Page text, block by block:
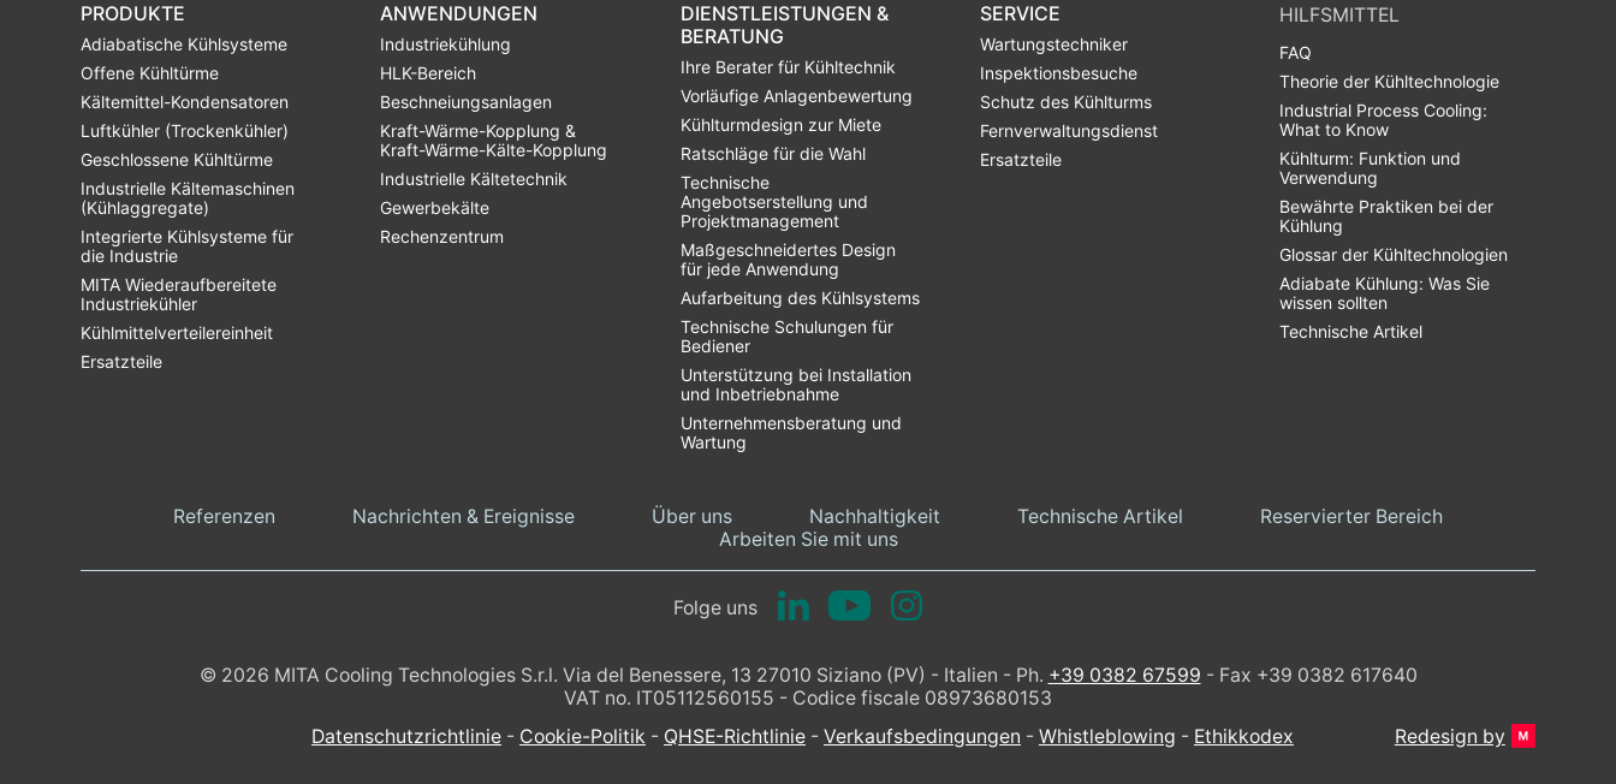
PRODUKTE
Adiabatische Kühlsysteme
Offene Kühltürme
Kältemittel-Kondensatoren
Luftkühler (Trockenkühler)
Geschlossene Kühltürme
Industrielle Kältemaschinen
(Kühlaggregate)
Integrierte Kühlsysteme für
die Industrie
MITA Wiederaufbereitete
Industriekühler
Kühlmittelverteilereinheit
Ersatzteile
ANWENDUNGEN
Industriekühlung
HLK-Bereich
Beschneiungsanlagen
Kraft-Wärme-Kopplung &
Kraft-Wärme-Kälte-Kopplung
Industrielle Kältetechnik
Gewerbekälte
Rechenzentrum
DIENSTLEISTUNGEN &
BERATUNG
Ihre Berater für Kühltechnik
Vorläufige Anlagenbewertung
Kühlturmdesign zur Miete
Ratschläge für die Wahl
Technische
Angebotserstellung und
Projektmanagement
Maßgeschneidertes Design
für jede Anwendung
Aufarbeitung des Kühlsystems
Technische Schulungen für
Bediener
Unterstützung bei Installation
und Inbetriebnahme
Unternehmensberatung und
Wartung
SERVICE
Wartungstechniker
Inspektionsbesuche
Schutz des Kühlturms
Fernverwaltungsdienst
Ersatzteile
HILFSMITTEL
FAQ
Theorie der Kühltechnologie
Industrial Process Cooling:
What to Know
Kühlturm: Funktion und
Verwendung
Bewährte Praktiken bei der
Kühlung
Glossar der Kühltechnologien
Adiabate Kühlung: Was Sie
wissen sollten
Technische Artikel
Referenzen Nachrichten & Ereignisse Über uns Nachhaltigkeit Technische Artikel
Reservierter Bereich
Arbeiten Sie mit uns
Folge uns
© 2026 MITA Cooling Technologies S.r.l. Via del Benessere, 13 27010 Siziano (PV) - Italien - Ph. +39 0382 67599 - Fax +39 0382 617640
VAT no. IT05112560155 - Codice fiscale 08973680153
Datenschutzrichtlinie - Cookie-Politik - QHSE-Richtlinie - Verkaufsbedingungen - Whistleblowing - Ethikkodex Redesign by